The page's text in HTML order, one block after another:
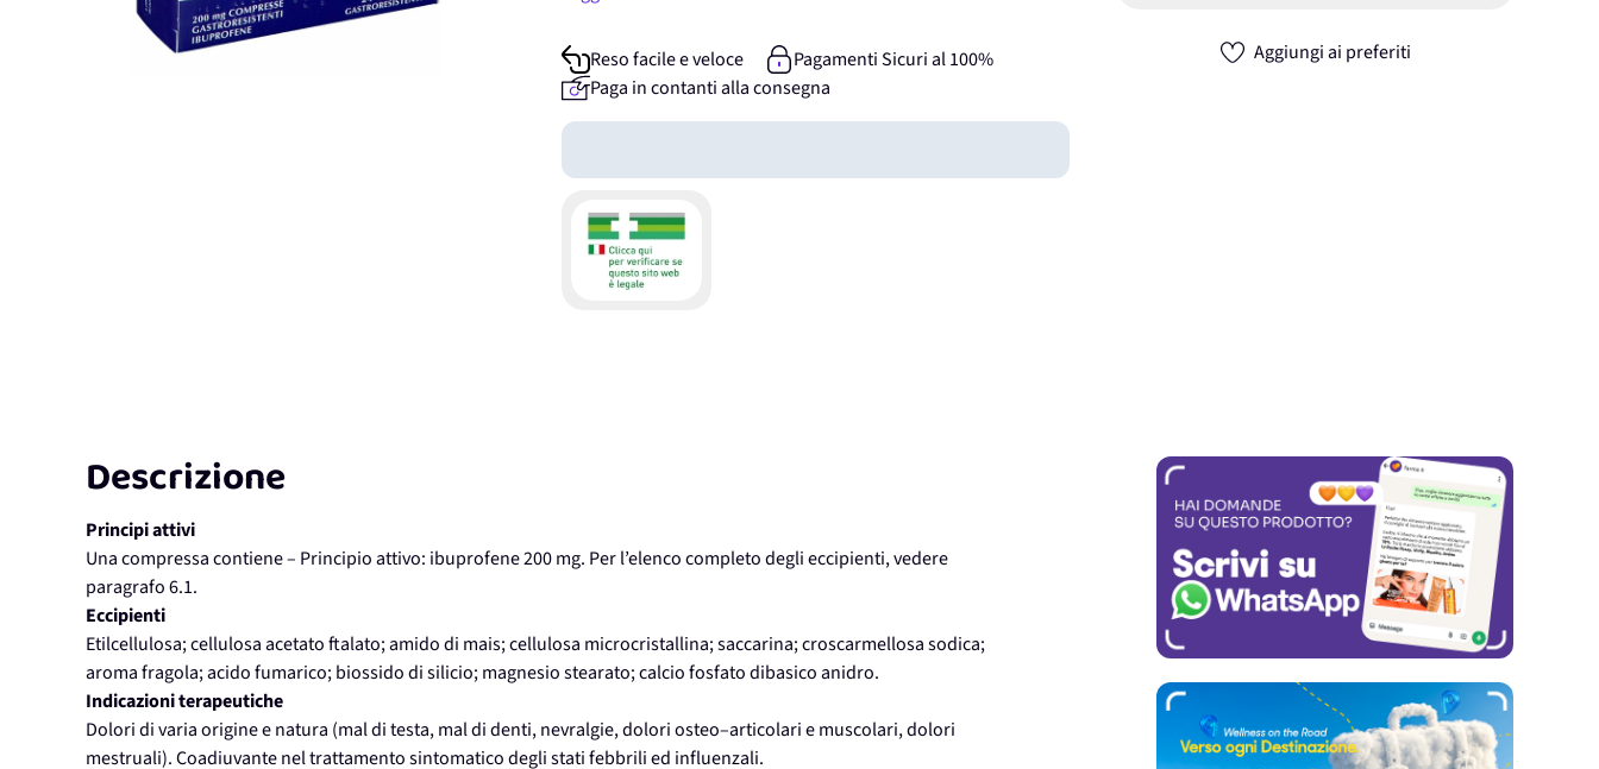
Aggiungi ai preferiti
Reso facile e veloce
Pagamenti Sicuri al 100%
Paga in contanti alla consegna
Guadagna
Descrizione
Principi attivi
Una compressa contiene – Principio attivo: ibuprofene 200 mg. Per l’elenco completo degli eccipienti, vedere
paragrafo 6.1.
Eccipienti
Etilcellulosa; cellulosa acetato ftalato; amido di mais; cellulosa microcristallina; saccarina; croscarmellosa sodica;
aroma fragola; acido fumarico; biossido di silicio; magnesio stearato; calcio fosfato dibasico anidro.
Indicazioni terapeutiche
Dolori di varia origine e natura (mal di testa, mal di denti, nevralgie, dolori osteo–articolari e muscolari, dolori
mestruali). Coadiuvante nel trattamento sintomatico degli stati febbrili ed influenzali.